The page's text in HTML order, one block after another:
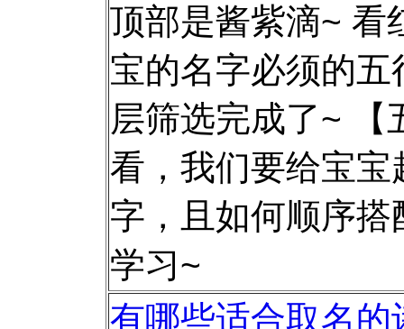
顶部是酱紫滴~ 看
宝的名字必须的
层筛选完成了~ 【
看，我们要给宝
字，且如何顺序
学习~
有哪些适合取名